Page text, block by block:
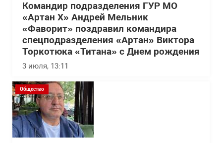
Командир подразделения ГУР МО
«Артан Х» Андрей Мельник
«Фаворит» поздравил командира
спецподразделения «Артан» Виктора
Торкотюка «Титана» с Днем рождения
3 июля, 13:11
Общество